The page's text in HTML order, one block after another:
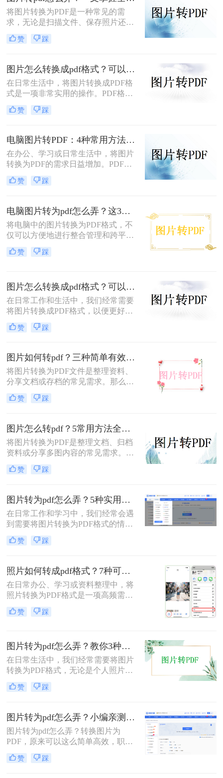
PDF格式。
将图片转换为PDF是一种常见的需
求，无论是扫描文件、保存照片还是
整理资料，PDF格式都能更好地保证
内容的完整性和兼容性。那么图片转
机、在线工具等多种转换方法，总有
一种适合你！
赞 踩
图片怎么转换成pdf格式？可以尝试这三种方法！
在日常生活中，将图片转换成PDF格
式是一项非常实用的操作。PDF格式
因其跨平台兼容性、格式固定性和易
于分享打印等特点，被广泛应用于各
怎么转换成pdf格式呢？本文将介绍三
种将图片转换成PDF格式的方法。
赞 踩
电脑图片转PDF：4种常用方法按Windows和Mac系统分别推荐！
在办公、学习或日常生活中，将图片
转换为PDF的需求日益增加。PDF格
式因其跨平台兼容性、可编辑性和安
全性，成为文档分享和存储的首选。
作系统自带工具、专业软件及在线服
务，帮助您高效完成图片到PDF的转
换。
赞 踩
电脑图片转为pdf怎么弄？这3种方法值得尝试！
将电脑中的图片转换为PDF格式，不
仅可以方便地进行整合管理和跨平台
查看，还能有效保护图片的原始质量
和隐私信息。那么电脑图片转为pdf怎
片到PDF的转换。
赞 踩
图片怎么转换成pdf格式？可以试试这4个转换方法！
在日常工作和生活中，我们经常需要
将图片转换成PDF格式，以便更好地
分享、保存或打印。那么图片怎么转
换成pdf格式呢？本文将介绍四种将图
赞 踩
图片如何转pdf？三种简单有效的方法分享！
将图片转换为PDF文件是整理资料、
分享文档或存档的常见需求。那么图
片如何转pdf呢？本文将介绍三种简单
有效的方法，助您快速完成转换。
赞 踩
图片怎么转pdf？5常用方法全攻略！
将图片转换为PDF是整理文档、归档
资料或分享多图内容的常见需求。那
么图片怎么转pdf呢？本文系统梳理5
类主流方法，助你快速实现图片转
赞 踩
图片转为pdf怎么弄？5种实用转换方法详解！
在日常工作和学习中，我们经常会遇
到需要将图片转换为PDF格式的情
况。无论是整理证件照片、制作电子
相册，还是将扫描的文档统一格式，
掌握的基本技能。PDF格式具有跨平
台兼容性好、文件体积相对较小、易
于分享等优点，因此成为文档处理的
首选格式。本文将详细介绍5种实用
的图片转PDF方法，帮助您快速解决
转换需求。
赞 踩
照片如何转成pdf格式？7种可靠方法详解！
在日常办公、学习或资料整理中，将
照片转换为PDF格式是一项高频需
求。无论是扫描的合同、手写笔记，
还是拍摄的证件、课件，统一的PDF
择高效、安全且无需付费的方法？本
文将基于实际使用经验，为您梳理7
种照片如何转成PDF格式的实用方
方式，帮助您根据场景灵活选用。
赞 踩
图片转为pdf怎么弄？教你3种常用转换方法！
在日常生活中，我们经常需要将图片
转换为PDF格式，无论是个人照片管
理、证件扫描，还是商业和行政领域
的文档整理、合同协议，这种转换都
全性。那么图片转为pdf怎么弄呢？本
文将介绍三种将图片转换为PDF的方
法。
赞 踩
图片转为pdf怎么弄？小编亲测5种实用方法，告别繁琐操作！
图片转为pdf怎么弄？转换图片为
PDF，原来可以这么简单高效，职场
效率提升从此触手可及！“一张图片
秒变PDF文档？是的，你没听错！”作
赞 踩